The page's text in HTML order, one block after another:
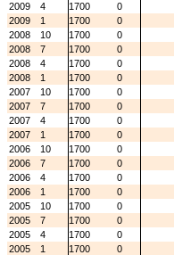
2009
4 1700
0
2009
1 1700
0
2008
10 1700
0
2008
7 1700
0
2008
4 1700
0
2008
1 1700
0
2007
10 1700
0
2007
7 1700
0
2007
4 1700
0
2007
1 1700
0
2006
10 1700
0
2006
7 1700
0
2006
4 1700
0
2006
1 1700
0
2005
10 1700
0
2005
7 1700
0
2005
4 1700
0
2005
1 1700
0